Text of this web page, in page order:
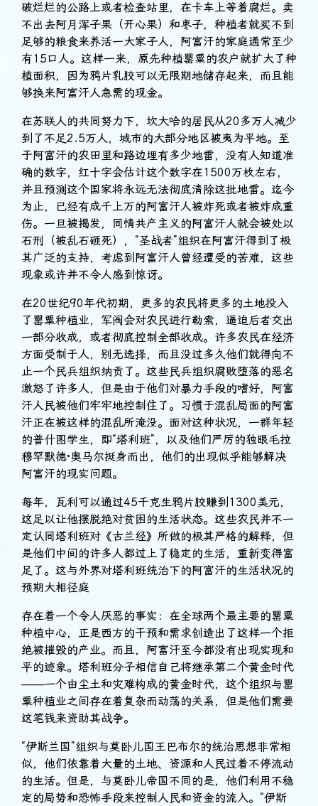
破烂烂的公路上或者检查站里，在卡车上等着腐烂。卖
不出去阿月浑子果（开心果）和枣子，种植者就买不到
足够的粮食来养活一大家子人，阿富汗的家庭通常至少
有15口人。这样一来，原先种植罂粟的农户就扩大了种
植面积，因为鸦片乳胶可以无限期地储存起来，而且能
够换来阿富汗人急需的现金。
在苏联人的共同努力下，坎大哈的居民从20多万人减少
到了不足2.5万人，城市的大部分地区被夷为平地。至
于阿富汗的农田里和路边埋有多少地雷，没有人知道准
确的数字，红十字会估计这个数字在1500万枚左右，
并且预测这个国家将永远无法彻底清除这批地雷。迄今
为止，已经有成千上万的阿富汗人被炸死或者被炸成重
伤。一旦被揭发，同情共产主义的阿富汗人就会被处以
石刑（被乱石砸死），“圣战者”组织在阿富汗得到了极
其广泛的支持，考虑到阿富汗人曾经遭受的苦难，这些
现象或许并不令人感到惊讶。
在20世纪90年代初期，更多的农民将更多的土地投入
了罂粟种植业，军阀会对农民进行勒索，逼迫后者交出
一部分收成，或者彻底控制全部收成。许多农民在经济
方面受制于人，别无选择，而且没过多久他们就得向不
止一个民兵组织纳贡了。这些民兵组织腐败堕落的恶名
激怒了许多人，但是由于他们对暴力手段的嗜好，阿富
汗人民被他们牢牢地控制住了。习惯于混乱局面的阿富
汗正在被这样的混乱所淹没。面对这种状况，一群年轻
的普什图学生，即“塔利班”，以及他们严厉的独眼毛拉
穆罕默德·奥马尔挺身而出，他们的出现似乎能够解决
阿富汗的现实问题。
每年，瓦利可以通过45千克生鸦片胶赚到1300美元，
这足以让他摆脱绝对贫困的生活状态。这些农民并不一
定认同塔利班对《古兰经》所做的极其严格的解释，但
是他们中间的许多人都过上了稳定的生活，重新变得富
足了。这与外界对塔利班统治下的阿富汗的生活状况的
预期大相径庭
存在着一个令人厌恶的事实：在全球两个最主要的罂粟
种植中心，正是西方的干预和需求创造出了这样一个拒
绝被摧毁的产业。而且，阿富汗至今都没有出现实现和
平的迹象。塔利班分子相信自己将继承第二个黄金时代
——一个由尘土和灾难构成的黄金时代，这个组织与罂
粟种植业之间存在着复杂而动荡的关系，但是他们需要
这笔钱来资助其战争。
“伊斯兰国”组织与莫卧儿国王巴布尔的统治思想非常相
似，他们依靠着大量的土地、资源和人民过着不停流动
的生活。但是，与莫卧儿帝国不同的是，他们利用不稳
定的局势和恐怖手段来控制人民和资金的流入。“伊斯